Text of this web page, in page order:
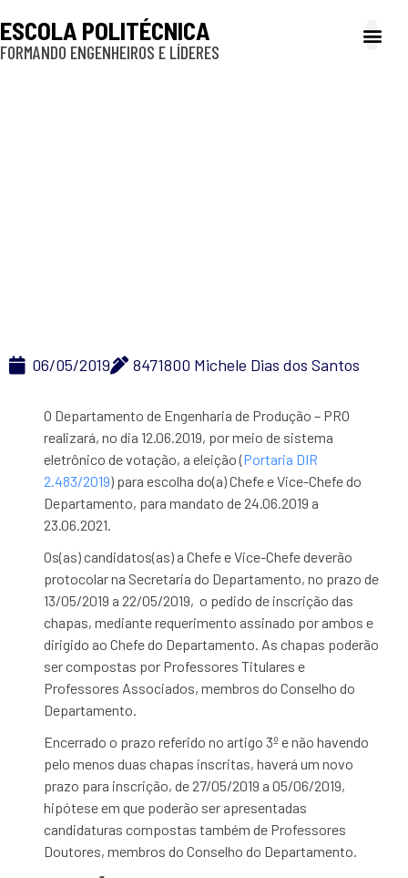
ESCOLA POLITÉCNICA
FORMANDO ENGENHEIROS E LÍDERES
06/05/2019 8471800 Michele Dias dos Santos
O Departamento de Engenharia de Produção – PRO
realizará, no dia 12.06.2019, por meio de sistema
eletrônico de votação, a eleição (Portaria DIR
2.483/2019) para escolha do(a) Chefe e Vice-Chefe do
Departamento, para mandato de 24.06.2019 a
23.06.2021.
Os(as) candidatos(as) a Chefe e Vice-Chefe deverão
protocolar na Secretaria do Departamento, no prazo de
13/05/2019 a 22/05/2019, o pedido de inscrição das
chapas, mediante requerimento assinado por ambos e
dirigido ao Chefe do Departamento. As chapas poderão
ser compostas por Professores Titulares e
Professores Associados, membros do Conselho do
Departamento.
Encerrado o prazo referido no artigo 3º e não havendo
pelo menos duas chapas inscritas, haverá um novo
prazo para inscrição, de 27/05/2019 a 05/06/2019,
hipótese em que poderão ser apresentadas
candidaturas compostas também de Professores
Doutores, membros do Conselho do Departamento.